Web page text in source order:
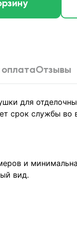
Отзывы
для
срок службы во
и
вид.